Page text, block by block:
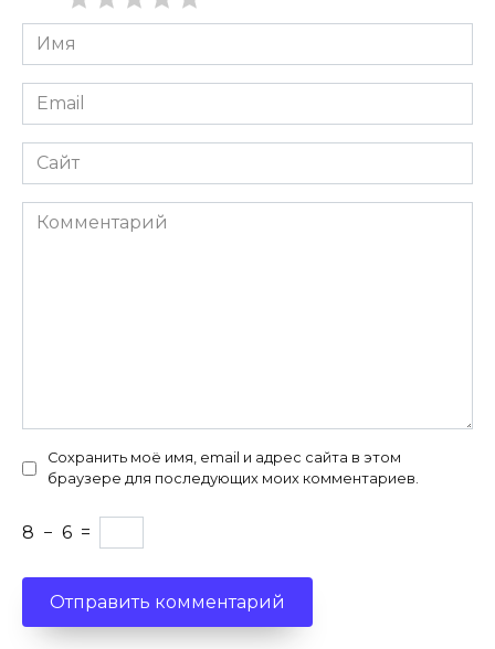
Имя
*
Email
*
Сайт
Комментарий
Сохранить моё имя, email и адрес сайта в этом
браузере для последующих моих комментариев.
8 − 6 =